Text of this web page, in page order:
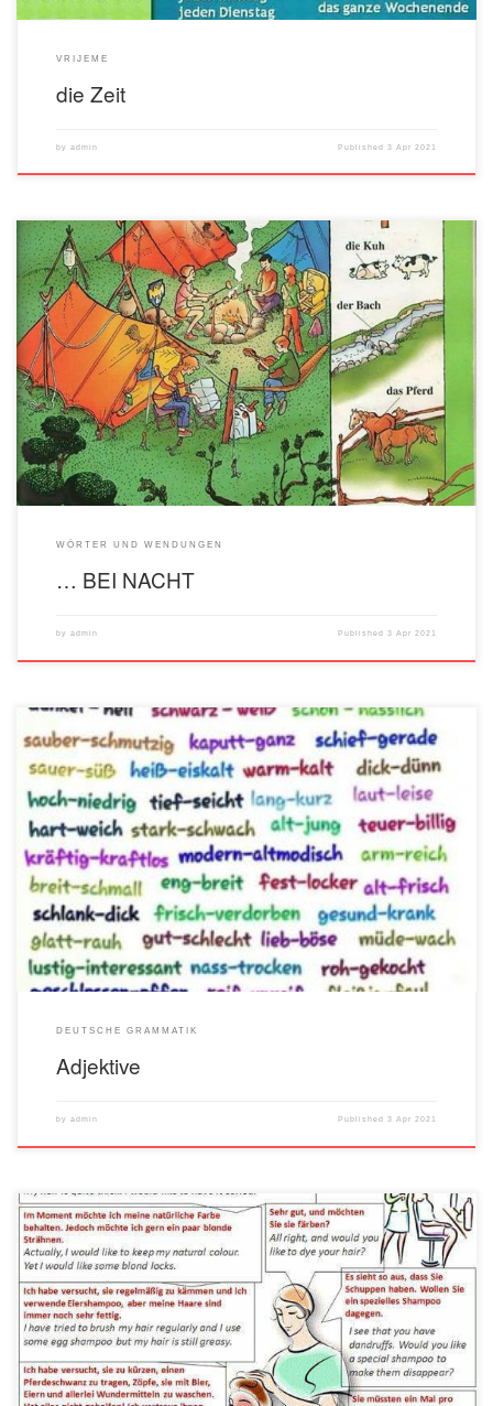
VRIJEME
die Zeit
by admin Published3 Apr 2021
WÖRTER UND WENDUNGEN
… BEI NACHT
by admin Published3 Apr 2021
DEUTSCHE GRAMMATIK
Adjektive
by admin Published3 Apr 2021